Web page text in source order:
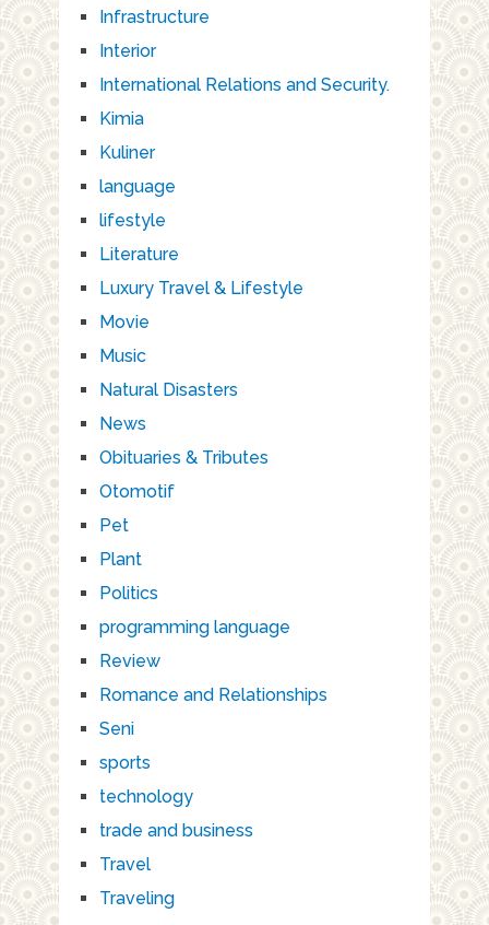
Infrastructure
Interior
International Relations and Security.
Kimia
Kuliner
language
lifestyle
Literature
Luxury Travel & Lifestyle
Movie
Music
Natural Disasters
News
Obituaries & Tributes
Otomotif
Pet
Plant
Politics
programming language
Review
Romance and Relationships
Seni
sports
technology
trade and business
Travel
Traveling